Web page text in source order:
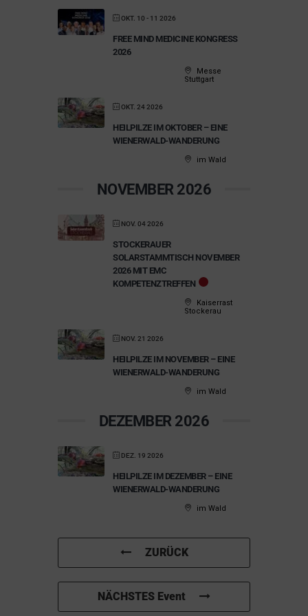
OKT. 10 - 11 2026
FREE MIND MEDICINE KONGRESS
2026
Messe
Stuttgart
OKT. 24 2026
HEILPILZE IM OKTOBER – EINE
WIENERWALD-WANDERUNG
im Wald
NOVEMBER 2026
NOV. 04 2026
STOCKERAUER
SOLARSTAMMTISCH NOVEMBER
2026 MIT EMC
KOMPETENZTREFFEN
Kaiserrast
Stockerau
NOV. 21 2026
HEILPILZE IM NOVEMBER – EINE
WIENERWALD-WANDERUNG
im Wald
DEZEMBER 2026
DEZ. 19 2026
HEILPILZE IM DEZEMBER – EINE
WIENERWALD-WANDERUNG
im Wald
ZURÜCK
NÄCHSTES Event